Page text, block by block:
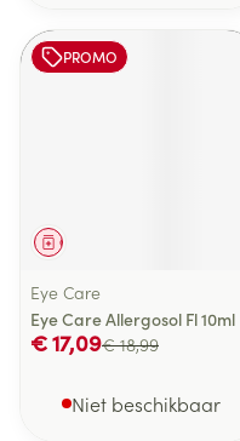
PROMO
Geneesmiddel
Eye Care
Eye Care Allergosol Fl 10ml
€ 18,99
€ 17,09
Niet beschikbaar